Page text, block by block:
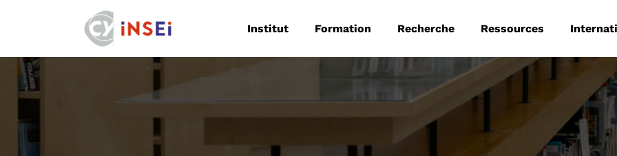
Institut Formation Recherche Ressources